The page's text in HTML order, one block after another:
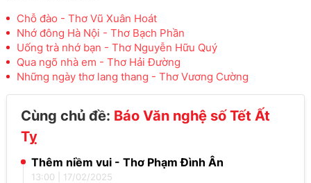
Chỗ đào - Thơ Vũ Xuân Hoát
Nhớ đông Hà Nội - Thơ Bạch Phần
Uống trà nhớ bạn - Thơ Nguyễn Hữu Quý
Qua ngõ nhà em - Thơ Hải Đường
Những ngày thơ lang thang - Thơ Vương Cường
Cùng chủ đề: Báo Văn nghệ số Tết Ất
Tỵ
Thêm niềm vui - Thơ Phạm Đình Ân
13:00 17/02/2025